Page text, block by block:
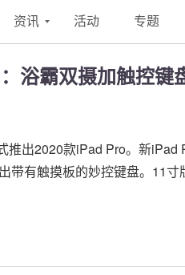
资讯 活动 专题
浴霸双摄加触控键
推出2020款iPad Pro。新iPad
带有触摸板的妙控键盘。11